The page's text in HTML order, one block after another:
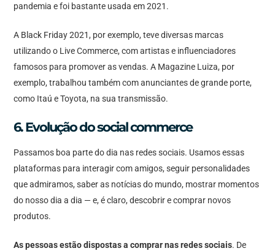
pandemia e foi bastante usada em 2021.
A Black Friday 2021, por exemplo, teve diversas marcas
utilizando o Live Commerce, com artistas e influenciadores
famosos para promover as vendas. A Magazine Luiza, por
exemplo, trabalhou também com anunciantes de grande porte,
como Itaú e Toyota, na sua transmissão.
6. Evolução do social commerce
Passamos boa parte do dia nas redes sociais. Usamos essas
plataformas para interagir com amigos, seguir personalidades
que admiramos, saber as notícias do mundo, mostrar momentos
do nosso dia a dia — e, é claro, descobrir e comprar novos
produtos.
As pessoas estão dispostas a comprar nas redes sociais. De